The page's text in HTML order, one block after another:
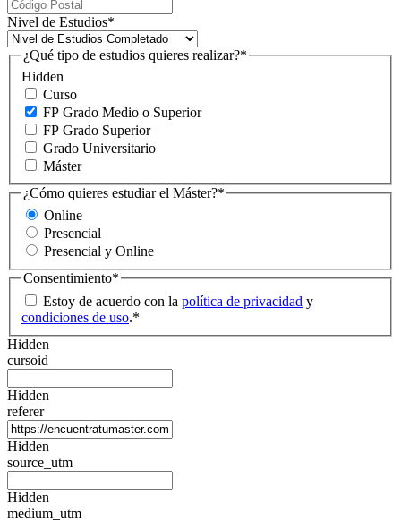
Nivel de Estudios*
Hidden
¿Qué tipo de estudios quieres realizar?*
Curso
FP Grado Medio o Superior
FP Grado Superior
Grado Universitario
Máster
¿Cómo quieres estudiar el Máster?*
Online
Presencial
Presencial y Online
Consentimiento*
Estoy de acuerdo con la política de privacidad y
condiciones de uso.*
Hidden
cursoid
Hidden
referer
Hidden
source_utm
Hidden
medium_utm